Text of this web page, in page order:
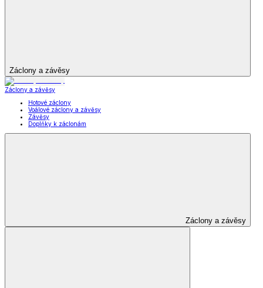
Záclony a závěsy
Záclony a závěsy
Hotové záclony
Voálové záclony a závěsy
Závěsy
Doplňky k záclonám
Záclony a závěsy